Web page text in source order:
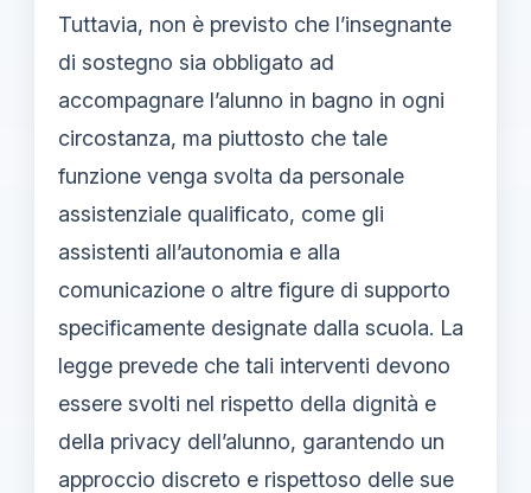
Tuttavia, non è previsto che l’insegnante
di sostegno sia obbligato ad
accompagnare l’alunno in bagno in ogni
circostanza, ma piuttosto che tale
funzione venga svolta da personale
assistenziale qualificato, come gli
assistenti all’autonomia e alla
comunicazione o altre figure di supporto
specificamente designate dalla scuola. La
legge prevede che tali interventi devono
essere svolti nel rispetto della dignità e
della privacy dell’alunno, garantendo un
approccio discreto e rispettoso delle sue